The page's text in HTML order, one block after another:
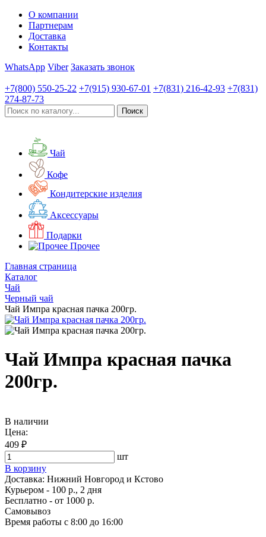
О компании
Партнерам
Доставка
Контакты
WhatsApp Viber Заказать звонок
+7(800) 550-25-22 +7(915) 930-67-01 +7(831) 216-42-93 +7(831)
274-87-73
Чай
Кофе
Кондитерские изделия
Аксессуары
Подарки
Прочее
Главная страница
Каталог
Чай
Черный чай
Чай Импра красная пачка 200гр.
Чай Импра красная пачка
200гр.
В наличии
Цена:
409 ₽
шт
В корзину
Доставка: Нижний Новгород и Кстово
Курьером - 100 р., 2 дня
Бесплатно - от 1000 р.
Самовывоз
Время работы с 8:00 до 16:00